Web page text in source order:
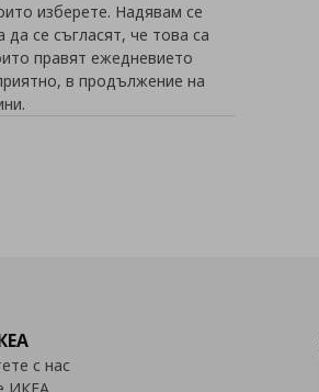
изберете. Надявам се
да се съгласят, че това са
правят ежедневието
в продължение на
с нас